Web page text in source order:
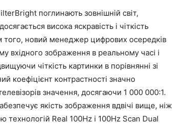
поглинають зовнішній світ,
висока яскравість і чіткість
новий менеджер цифрових осередків
вхідного зображення в реальному часі і
чіткість картинки в порівнянні зі
коефіцієнт контрастності значно
значення, досягаючи 1 000 000:1.
якість зображення вдвічі вище, ніж
Real 100Hz і 100Hz Scan Dual